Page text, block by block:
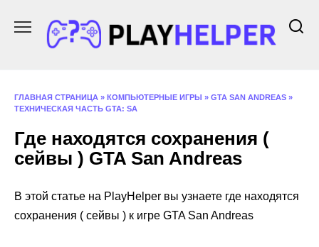
содержанию
ГЛАВНАЯ СТРАНИЦА » КОМПЬЮТЕРНЫЕ ИГРЫ » GTA SAN ANDREAS »
ТЕХНИЧЕСКАЯ ЧАСТЬ GTA: SA
Где находятся сохранения (
сейвы ) GTA San Andreas
В этой статье на PlayHelper вы узнаете где находятся
сохранения ( сейвы ) к игре GTA San Andreas